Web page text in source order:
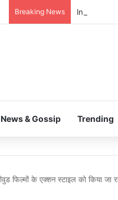
Breaking News Inspiring
News & Gossip Trending
फिल्मों के एक्शन स्टाइल को किया जा